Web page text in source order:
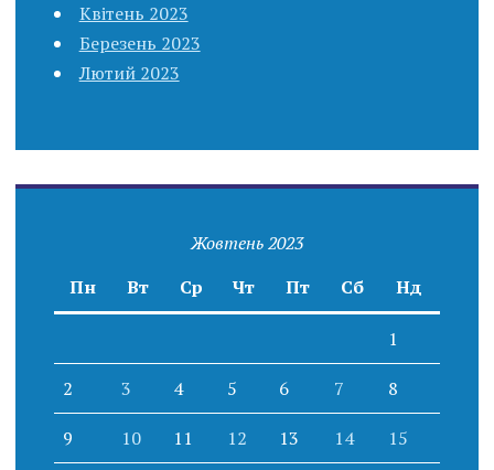
Квітень 2023
Березень 2023
Лютий 2023
Жовтень 2023
Пн
Вт Ср Чт Пт Сб Нд
1
2 3 4 5 6 7 8
9 10 11 12 13 14 15